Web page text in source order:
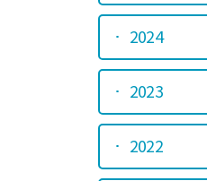
2024
2023
2022